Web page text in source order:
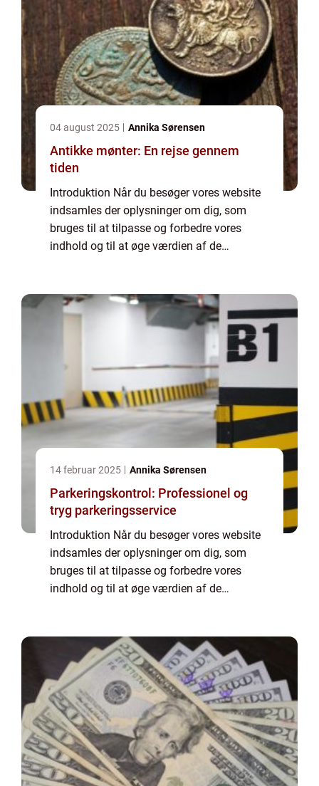
04 august 2025 Annika Sørensen
Antikke mønter: En rejse gennem
tiden
Introduktion Når du besøger vores website
indsamles der oplysninger om dig, som
bruges til at tilpasse og forbedre vores
indhold og til at øge værdien af de
slett...
14 februar 2025 Annika Sørensen
Parkeringskontrol: Professionel og
tryg parkeringsservice
Introduktion Når du besøger vores website
indsamles der oplysninger om dig, som
bruges til at tilpasse og forbedre vores
indhold og til at øge værdien af de